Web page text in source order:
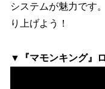
システムが魅力です
り上げよう！
▼『マモンキング』